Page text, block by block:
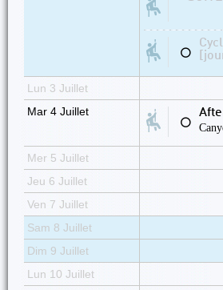
⚪
Lun 3 Juillet
Mar 4 Juillet
⚪
Mer 5 Juillet
Jeu 6 Juillet
Ven 7 Juillet
Sam 8 Juillet
Dim 9 Juillet
Lun 10 Juillet